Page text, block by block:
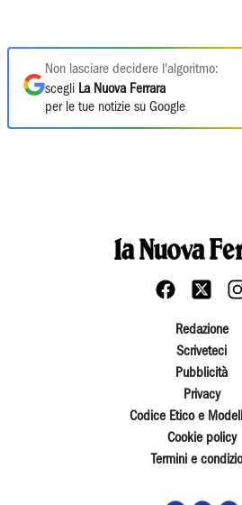
Non lasciare decidere l'algoritmo:
scegli La Nuova Ferrara
per le tue notizie su Google
Redazione
Scriveteci
Pubblicità
Privacy
Codice Etico e
Cookie policy
Termini e